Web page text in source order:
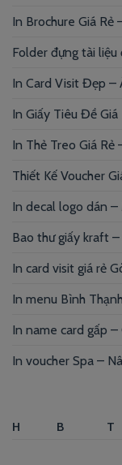
In Brochure Giá Rẻ
Folder đựng tài liệu
In Card Visit Đẹp –
In Giấy Tiêu Đề
In Thẻ Treo Giá Rẻ
Thiết Kế Voucher
In decal logo dán –
Bao thư giấy kraft
In card visit giá rẻ
In menu Bình
In name card gấp –
In voucher Spa –
H B T